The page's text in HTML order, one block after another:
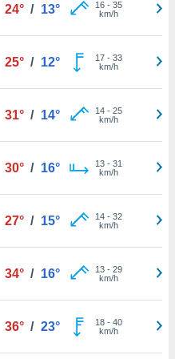
24° / 13° 16- 35
km/h
25° / 12° 17- 33
km/h
31° / 14° 14- 25
km/h
30° / 16° 13- 31
km/h
27° / 15° 14- 32
km/h
34° / 16° 13- 29
km/h
36° / 23° 18- 40
km/h